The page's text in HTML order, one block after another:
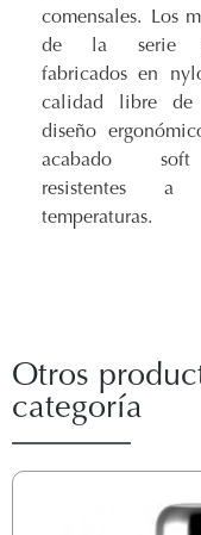
comensales. Los
de la serie
fabricados en
calidad libre de
diseño
acabado
resistentes a
temperaturas.
Otros
categoría